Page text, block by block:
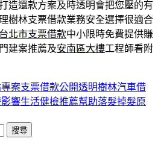
造還款方案及時透明會把您壓的有
樹林支票借款業務安全選擇很適合
台北市支票借款中小限時免費提供賺
建案推薦及安南區大樓工程師看附
案支票借款公開透明樹林汽車借
響生活健檢推薦幫助落髮掉髮原